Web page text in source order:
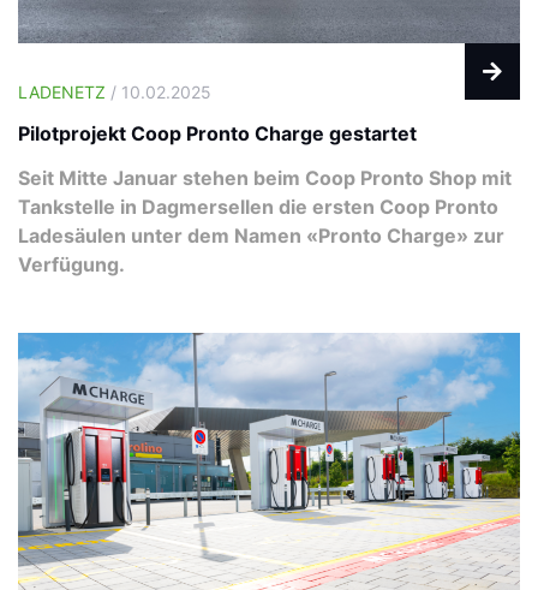
LADENETZ / 10.02.2025
Pilotprojekt Coop Pronto Charge gestartet
Seit Mitte Januar stehen beim Coop Pronto Shop mit
Tankstelle in Dagmersellen die ersten Coop Pronto
Ladesäulen unter dem Namen «Pronto Charge» zur
Verfügung.